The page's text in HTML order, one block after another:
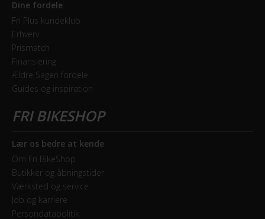
GEAR
Bagskifter
Shimano Tourney RD-TY300
Drivlinje
Forskifter
Frontklinger
3x - Triple
Dine fordele
Fri Plus kundeklub
Erhverv
Prismatch
Finansiering
Ældre Sagen fordele
Guides og inspiration
Lær os bedre at kende
Om Fri BikeShop
Butikker og åbningstider
Værksted og service
Job og karriere
Persondatapolitik